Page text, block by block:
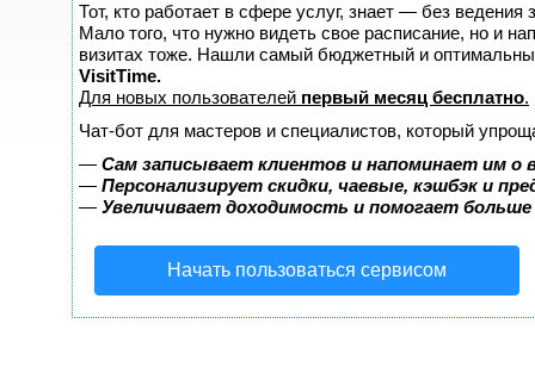
Тот, кто работает в сфере услуг, знает — без ведения
Мало того, что нужно видеть свое расписание, но и
визитах тоже. Нашли самый бюджетный и
VisitTime.
Для новых пользователей первый месяц бесплатно.
Чат-бот для мастеров и специалистов, который
— Сам записывает клиентов и напоминает им о
— Персонализирует скидки, чаевые, кэшбэк и
— Увеличивает доходимость и помогает
Начать пользоваться сервисом